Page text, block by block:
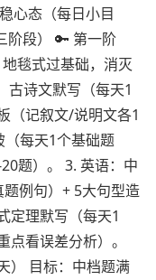
心态（每日小目
阶段） 🔑 第一阶
毯式过基础，消灭
古诗文默写（每天1
（记叙文/说明文各1
（每天1个基础题
题）。 3. 英语：中
例句）+ 5大句型造
定理默写（每天1
看误差分析）。
） 目标：中档题满